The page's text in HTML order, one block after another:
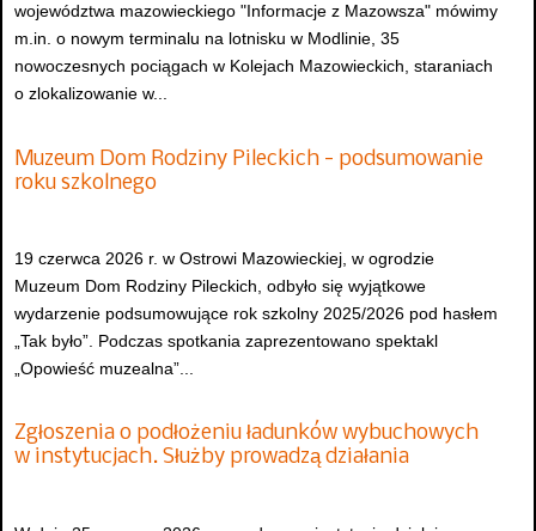
województwa mazowieckiego "Informacje z Mazowsza" mówimy
m.in. o nowym terminalu na lotnisku w Modlinie, 35
nowoczesnych pociągach w Kolejach Mazowieckich, staraniach
o zlokalizowanie w...
Muzeum Dom Rodziny Pileckich - podsumowanie
roku szkolnego
19 czerwca 2026 r. w Ostrowi Mazowieckiej, w ogrodzie
Muzeum Dom Rodziny Pileckich, odbyło się wyjątkowe
wydarzenie podsumowujące rok szkolny 2025/2026 pod hasłem
„Tak było”. Podczas spotkania zaprezentowano spektakl
„Opowieść muzealna”...
Zgłoszenia o podłożeniu ładunków wybuchowych
w instytucjach. Służby prowadzą działania